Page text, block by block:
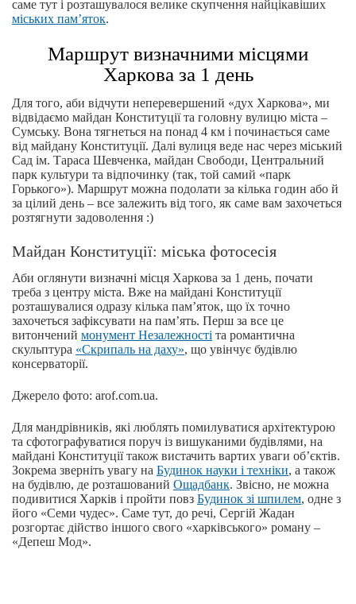
саме тут і розташувалося велике скупчення найцікавіших
міських пам’яток.
Маршрут визначними місцями
Харкова за 1 день
Для того, аби відчути неперевершений «дух Харкова», ми
відвідаємо майдан Конституції та головну вулицю міста –
Сумську. Вона тягнеться на понад 4 км і починається саме
від майдану Конституції. Далі вулиця веде нас через міський
Сад ім. Тараса Шевченка, майдан Свободи, Центральний
парк культури та відпочинку (так, той самий «парк
Горького»). Маршрут можна подолати за кілька годин або й
за цілий день – все залежить від того, як саме вам захочеться
розтягнути задоволення :)
Майдан Конституції: міська фотосесія
Аби оглянути визначні місця Харкова за 1 день, почати
треба з центру міста. Вже на майдані Конституції
розташувалися одразу кілька пам’яток, що їх точно
захочеться зафіксувати на пам’ять. Перш за все це
витончений монумент Незалежності та романтична
скульптура «Скрипаль на даху», що увінчує будівлю
консерваторії.
Джерело фото: arof.com.ua.
Для мандрівників, які люблять помилуватися архітектурою
та сфотографуватися поруч із вишуканими будівлями, на
майдані Конституції також вистачить вартих уваги об’єктів.
Зокрема зверніть увагу на Будинок науки і техніки, а також
на будівлю, де розташований Ощадбанк. Звісно, не можна
подивитися Харків і пройти повз Будинок зі шпилем, одне з
його «Семи чудес». Саме тут, до речі, Сергій Жадан
розгортає дійство іншого свого «харківського» роману –
«Депеш Мод».